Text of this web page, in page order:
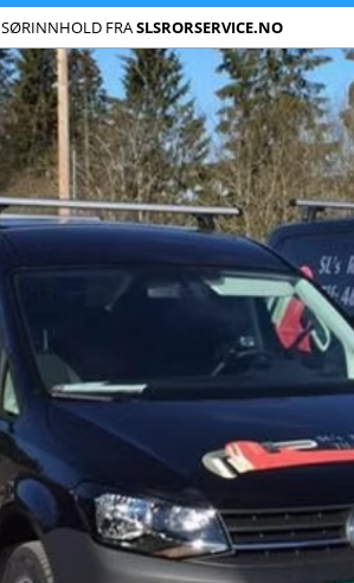
FRASLSRORSERVICE.NO